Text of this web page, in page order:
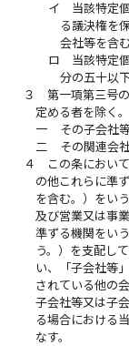
イ
当該特定
る議決権を
会社等を含む
ロ
当該特定
分の五十以
３
第一項第三号
定める者を除く。
一
その子会社
二
その関連会
４
この条におい
の他これらに準
を含む。）をい
及び営業又は事
準ずる機関をい
う。）を支配し
い、「子会社等
されている他の
子会社等又は子
る場合における
なす。